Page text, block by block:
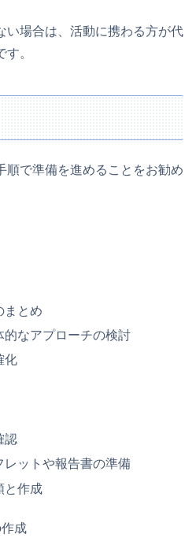
い場合は、活動に携わる方が代
。
順で準備を進めることをお勧め
まとめ
なアプローチの検討
化
認
ットや報告書の準備
と作成
成